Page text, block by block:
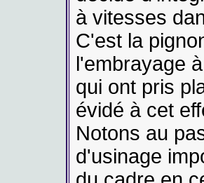
à vitesses
C'est la
l'embrayage
qui ont pris
évidé à cet
Notons au
d'usinage